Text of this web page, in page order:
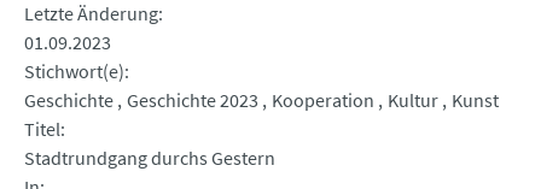
Letzte Änderung
01.09.2023
Stichwort(e)
Geschichte Geschichte 2023 Kooperation Kultur Kunst
Titel
Stadtrundgang durchs Gestern